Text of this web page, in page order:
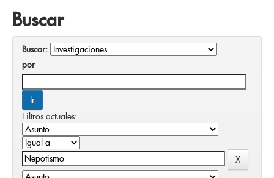
Buscar
Buscar:
por
Filtros actuales: